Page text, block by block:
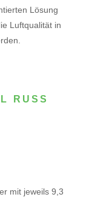
Lösung
Luftqualität in
RUSS
mit jeweils 9,3